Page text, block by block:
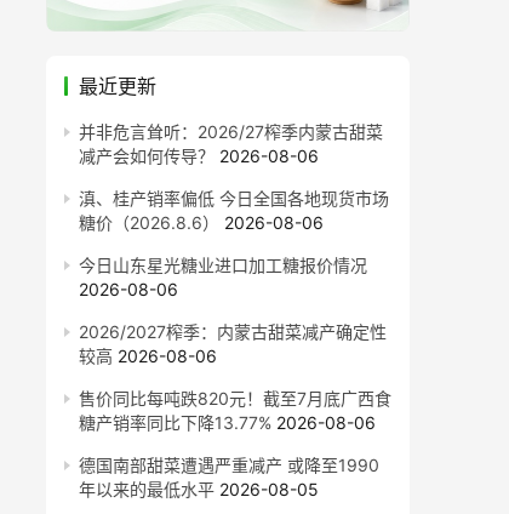
最近更新
并非危言耸听：2026/27榨季内蒙古甜菜
减产会如何传导？
2026-08-06
滇、桂产销率偏低 今日全国各地现货市场
糖价（2026.8.6）
2026-08-06
今日山东星光糖业进口加工糖报价情况
2026-08-06
2026/2027榨季：内蒙古甜菜减产确定性
较高 2026-08-06
售价同比每吨跌820元！截至7月底广西食
糖产销率同比下降13.77% 2026-08-06
德国南部甜菜遭遇严重减产 或降至1990
年以来的最低水平 2026-08-05